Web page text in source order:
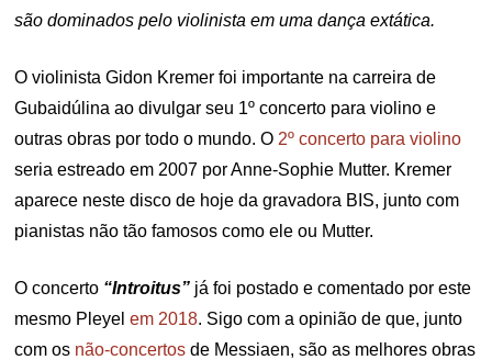
são dominados pelo violinista em uma dança extática.
O violinista Gidon Kremer foi importante na carreira de
Gubaidúlina ao divulgar seu 1º concerto para violino e
outras obras por todo o mundo. O 2º concerto para violino
seria estreado em 2007 por Anne-Sophie Mutter. Kremer
aparece neste disco de hoje da gravadora BIS, junto com
pianistas não tão famosos como ele ou Mutter.
O concerto “Introitus” já foi postado e comentado por este
mesmo Pleyelem 2018. Sigo com a opinião de que, junto
com os não-concertos de Messiaen, são as melhores obras